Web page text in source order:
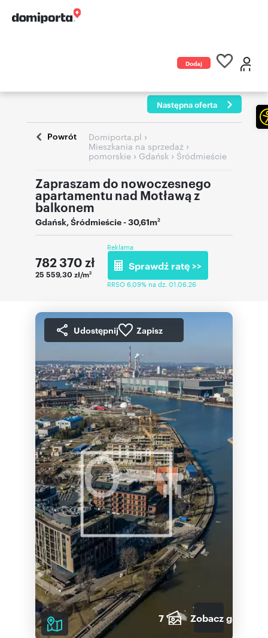
Dodaj
Następna oferta
Powrót Domiporta.pl ›
Mieszkania na sprzedaż ›
pomorskie › Gdańsk › Śródmieście
Zapraszam do nowoczesnego
apartamentu nad Motławą z
balkonem
Gdańsk,Śródmieście- 30,61m2
782 370 zł
25 559,30 zł/m2
Reklama
Sprawdź ratę >>
RRSO 6,09% na dz. 01.06.26
Udostępnij Zapisz
7 Zobacz galerię